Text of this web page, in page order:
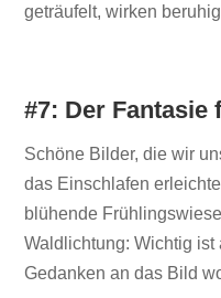
geträufelt, wirken
#7: Der Fantasie
Schöne Bilder, die wir
das Einschlafen
blühende
Waldlichtung: Wichtig
Gedanken an das Bild